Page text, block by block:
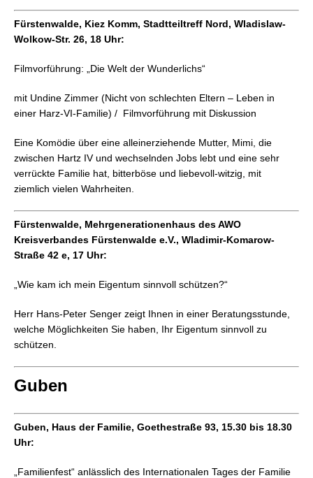
Fürstenwalde, Kiez Komm, Stadtteiltreff Nord, Wladislaw-
Wolkow-Str. 26, 18 Uhr:
Filmvorführung: „Die Welt der Wunderlichs“
mit Undine Zimmer (Nicht von schlechten Eltern – Leben in
einer Harz-VI-Familie) / Filmvorführung mit Diskussion
Eine Komödie über eine alleinerziehende Mutter, Mimi, die
zwischen Hartz IV und wechselnden Jobs lebt und eine sehr
verrückte Familie hat, bitterböse und liebevoll-witzig, mit
ziemlich vielen Wahrheiten.
Fürstenwalde, Mehrgenerationenhaus des AWO
Kreisverbandes Fürstenwalde e.V., Wladimir-Komarow-
Straße 42 e, 17 Uhr:
„Wie kam ich mein Eigentum sinnvoll schützen?“
Herr Hans-Peter Senger zeigt Ihnen in einer Beratungsstunde,
welche Möglichkeiten Sie haben, Ihr Eigentum sinnvoll zu
schützen.
Guben
Guben, Haus der Familie, Goethestraße 93, 15.30 bis 18.30
Uhr:
„Familienfest“ anlässlich des Internationalen Tages der Familie